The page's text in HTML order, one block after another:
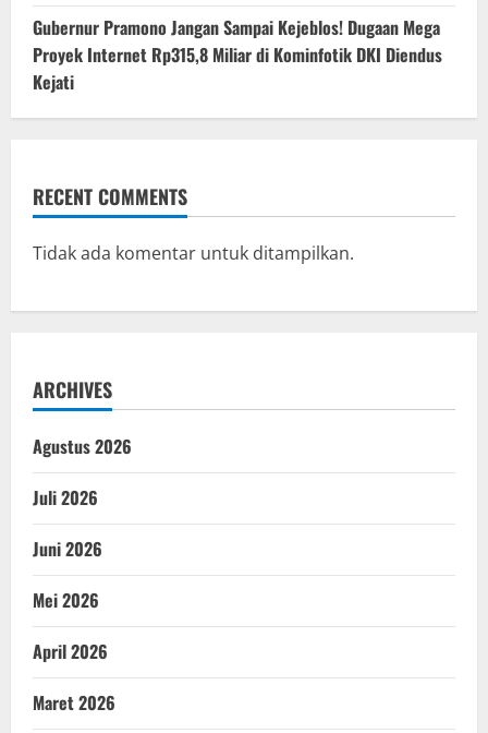
Gubernur Pramono Jangan Sampai Kejeblos! Dugaan Mega
Proyek Internet Rp315,8 Miliar di Kominfotik DKI Diendus
Kejati
RECENT COMMENTS
Tidak ada komentar untuk ditampilkan.
ARCHIVES
Agustus 2026
Juli 2026
Juni 2026
Mei 2026
April 2026
Maret 2026